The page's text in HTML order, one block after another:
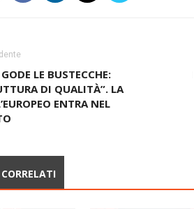
LE BUSTECCHE:
DI QUALITÀ”. LA
ENTRA NEL